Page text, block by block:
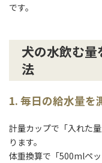
です。
犬の水飲む
法
1. 毎日の給水量を
計量カップで「入れた
ります。
体重換算で「500mlペ